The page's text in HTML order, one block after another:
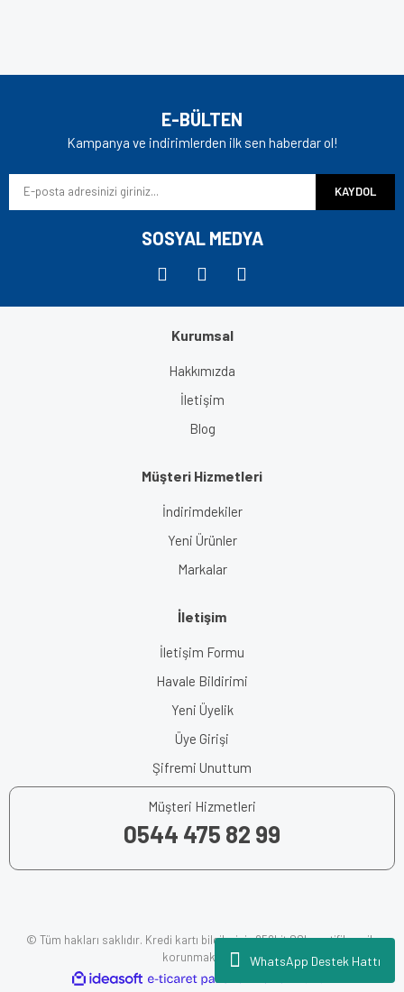
WhatsApp Destek Hattı
Ürün resmi kalitesiz, bozuk veya görüntülenemiyor.
Ürün açıklamasında eksik bilgiler bulunuyor.
Ürün fiyatı diğer sitelerden daha pahalı.
E-BÜLTEN
Kampanya ve indirimlerden ilk sen haberdar ol!
KAYDOL
SOSYAL MEDYA
Kurumsal
Hakkımızda
İletişim
Blog
Müşteri Hizmetleri
İndirimdekiler
Yeni Ürünler
Markalar
İletişim
İletişim Formu
Havale Bildirimi
Yeni Üyelik
Üye Girişi
Şifremi Unuttum
Müşteri Hizmetleri
0544 475 82 99
© Tüm hakları saklıdır. Kredi kartı bilgileriniz 256bit SSL sertifikası ile
korunmaktadır.
ideasoft